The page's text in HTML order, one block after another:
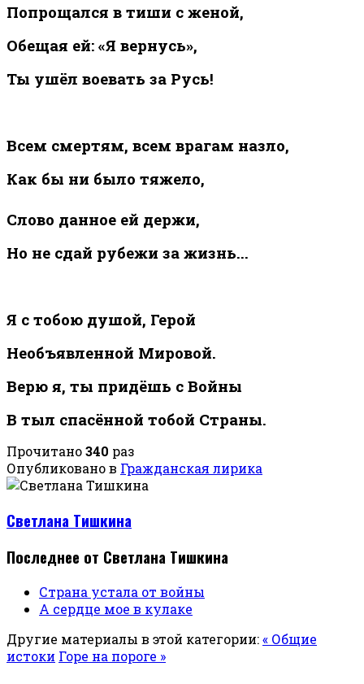
Попрощался в тиши с женой,
Обещая ей: «Я вернусь»,
Ты ушёл воевать за Русь!
Всем смертям, всем врагам назло,
Как бы ни было тяжело,
Слово данное ей держи,
Но не сдай рубежи за жизнь...
Я с тобою душой, Герой
Необъявленной Мировой.
Верю я, ты придёшь с Войны
В тыл спасённой тобой Страны.
Прочитано340 раз
Опубликовано в Гражданская лирика
Светлана Тишкина
Последнее от Светлана Тишкина
Страна устала от войны
А сердце мое в кулаке
Другие материалы в этой категории:« Общие
истоки Горе на пороге »